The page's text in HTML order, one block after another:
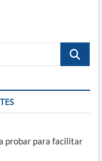
Buscar
probar para facilitar